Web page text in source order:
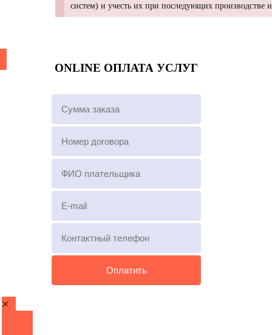
систем) и учесть их при последующих производстве
ONLINE ОПЛАТА УСЛУГ